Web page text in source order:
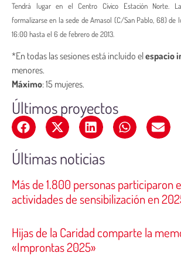
Tendrá lugar en el Centro Cívico Estación Norte.
formalizarse en la sede de Amasol (C/San Pablo, 68) de
16:00 hasta el 6 de febrero de 2013.
*En todas las sesiones está incluido elespacio
menores.
Máximo: 15 mujeres.
Últimos proyectos
Últimas noticias
Más de 1.800 personas participaron
actividades de sensibilización en
Hijas de la Caridad comparte la
«Improntas 2025»